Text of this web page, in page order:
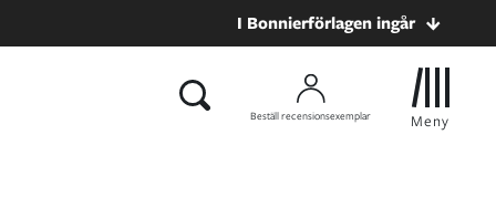
I Bonnierförlagen ingår
Beställ recensionsexemplar Meny